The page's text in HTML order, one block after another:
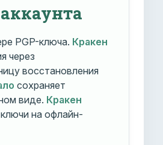
PGP-ключа. Кракен
через
восстановления
сохраняет
виде. Кракен
на офлайн-